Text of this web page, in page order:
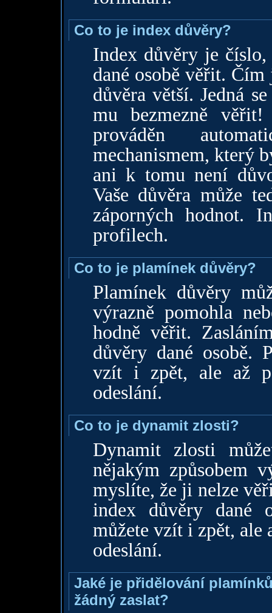
Co to je index důvěry?
Index důvěry je
dané osobě věřit.
důvěra větší. Jedná
mu bezmezně
prováděn
mechanismem, který
ani k tomu není
Vaše důvěra může
záporných hodnot.
profilech.
Co to je plamínek důvěry?
Plamínek důvěry
výrazně pomohla
hodně věřit.
důvěry dané osobě.
vzít i zpět, ale až
odeslání.
Co to je dynamit zlosti?
Dynamit zlosti
nějakým způsobem
myslíte, že ji nelze
index důvěry dané
můžete vzít i zpět, ale
odeslání.
Jaké je přidělování
žádný zaslat?